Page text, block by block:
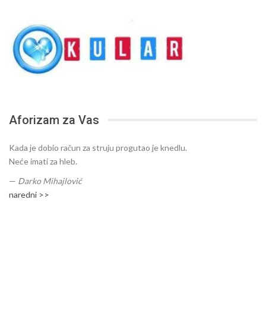
Aforizam za Vas
Kada je dobio račun za struju progutao je knedlu.
Neće imati za hleb.
— Darko Mihajlović
naredni >>